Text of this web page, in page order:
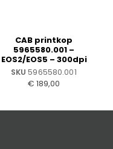
CAB printkop
5965580.001 –
EOS2/EOS5 – 300dpi
SKU 5965580.001
€ 189,00